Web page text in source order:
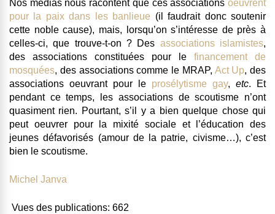
Nos médias nous racontent que ces associations oeuvrent
pour la paix dans les banlieue (il faudrait donc soutenir
cette noble cause), mais, lorsqu’on s’intéresse de près à
celles-ci, que trouve-t-on ? Des associations islamistes,
des associations constituées pour le financement de
mosquées, des associations comme le MRAP, Act Up, des
associations oeuvrant pour le prosélytisme gay, etc. Et
pendant ce temps,
les associations de scoutisme n’ont
quasiment rien. Pourtant, s’il y a bien quelque chose qui
peut oeuvrer pour la mixité sociale et l’éducation des
jeunes défavorisés (amour de la patrie, civisme…), c’est
bien le scoutisme.
Michel Janva
Vues des publications: 662